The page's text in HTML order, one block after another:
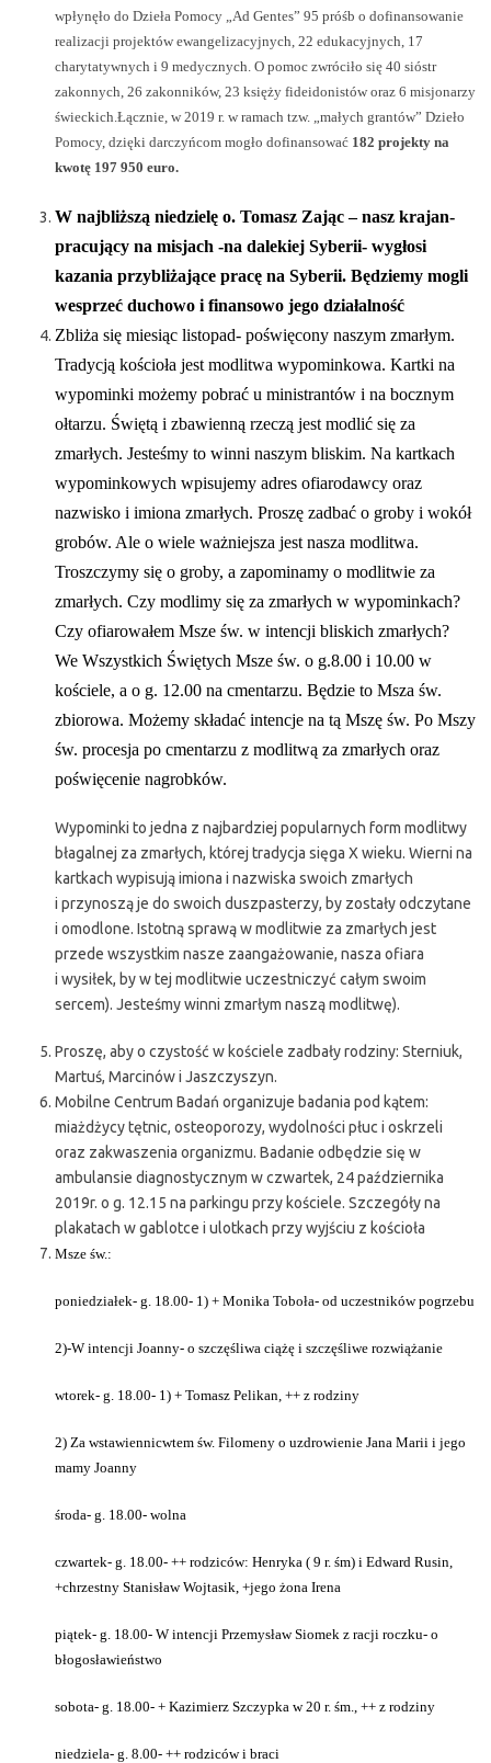
wpłynęło do Dzieła Pomocy „Ad Gentes” 95 próśb o dofinansowanie
realizacji projektów ewangelizacyjnych, 22 edukacyjnych, 17
charytatywnych i 9 medycznych. O pomoc zwróciło się 40 sióstr
zakonnych, 26 zakonników, 23 księży fideidonistów oraz 6 misjonarzy
świeckich.Łącznie, w 2019 r. w ramach tzw. „małych grantów” Dzieło
Pomocy, dzięki darczyńcom mogło dofinansować 182 projekty na
kwotę 197 950 euro.
W najbliższą niedzielę o. Tomasz Zając – nasz krajan-
pracujący na misjach -na dalekiej Syberii- wygłosi
kazania przybliżające pracę na Syberii. Będziemy mogli
wesprzeć duchowo i finansowo jego działalność
Zbliża się miesiąc listopad- poświęcony naszym zmarłym.
Tradycją kościoła jest modlitwa wypominkowa. Kartki na
wypominki możemy pobrać u ministrantów i na bocznym
ołtarzu. Świętą i zbawienną rzeczą jest modlić się za
zmarłych. Jesteśmy to winni naszym bliskim. Na kartkach
wypominkowych wpisujemy adres ofiarodawcy oraz
nazwisko i imiona zmarłych. Proszę zadbać o groby i wokół
grobów. Ale o wiele ważniejsza jest nasza modlitwa.
Troszczymy się o groby, a zapominamy o modlitwie za
zmarłych. Czy modlimy się za zmarłych w wypominkach?
Czy ofiarowałem Msze św. w intencji bliskich zmarłych?
We Wszystkich Świętych Msze św. o g.8.00 i 10.00 w
kościele, a o g. 12.00 na cmentarzu. Będzie to Msza św.
zbiorowa. Możemy składać intencje na tą Mszę św. Po Mszy
św. procesja po cmentarzu z modlitwą za zmarłych oraz
poświęcenie nagrobków.
Wypominki to jedna z najbardziej popularnych form modlitwy
błagalnej za zmarłych, której tradycja sięga X wieku. Wierni na
kartkach wypisują imiona i nazwiska swoich zmarłych
i przynoszą je do swoich duszpasterzy, by zostały odczytane
i omodlone. Istotną sprawą w modlitwie za zmarłych jest
przede wszystkim nasze zaangażowanie, nasza ofiara
i wysiłek, by w tej modlitwie uczestniczyć całym swoim
sercem). Jesteśmy winni zmarłym naszą modlitwę).
Proszę, aby o czystość w kościele zadbały rodziny: Sterniuk,
Martuś, Marcinów i Jaszczyszyn.
Mobilne Centrum Badań organizuje badania pod kątem:
miażdżycy tętnic, osteoporozy, wydolności płuc i oskrzeli
oraz zakwaszenia organizmu. Badanie odbędzie się w
ambulansie diagnostycznym w czwartek, 24 października
2019r. o g. 12.15 na parkingu przy kościele. Szczegóły na
plakatach w gablotce i ulotkach przy wyjściu z kościoła
Msze św.:
poniedziałek- g. 18.00- 1) + Monika Toboła- od uczestników pogrzebu
2)-W intencji Joanny- o szczęśliwa ciążę i szczęśliwe rozwiążanie
wtorek- g. 18.00- 1) + Tomasz Pelikan, ++ z rodziny
2) Za wstawiennicwtem św. Filomeny o uzdrowienie Jana Marii i jego
mamy Joanny
środa- g. 18.00- wolna
czwartek- g. 18.00- ++ rodziców: Henryka ( 9 r. śm) i Edward Rusin,
+chrzestny Stanisław Wojtasik, +jego żona Irena
piątek- g. 18.00- W intencji Przemysław Siomek z racji roczku- o
błogosławieństwo
sobota- g. 18.00- + Kazimierz Szczypka w 20 r. śm., ++ z rodziny
niedziela- g. 8.00- ++ rodziców i braci